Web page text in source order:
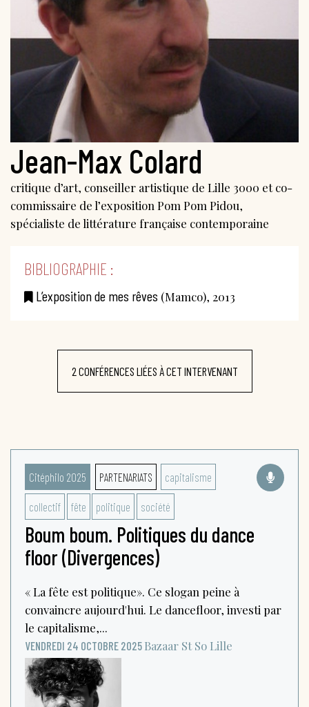
Jean-Max Colard
critique d’art, conseiller artistique de Lille 3000 et co-
commissaire de l’exposition Pom Pom Pidou,
spécialiste de littérature française contemporaine
BIBLIOGRAPHIE :
L’exposition de mes rêves (Mamco), 2013
2 CONFÉRENCES LIÉES À CET INTERVENANT
Citéphilo 2025 PARTENARIATS capitalisme
collectif fête politique société
Boum boum. Politiques du dance
floor (Divergences)
« La fête est politique». Ce slogan peine à
convaincre aujourd'hui. Le dancefloor, investi par
le capitalisme,...
VENDREDI 24 OCTOBRE 2025 Bazaar St So Lille